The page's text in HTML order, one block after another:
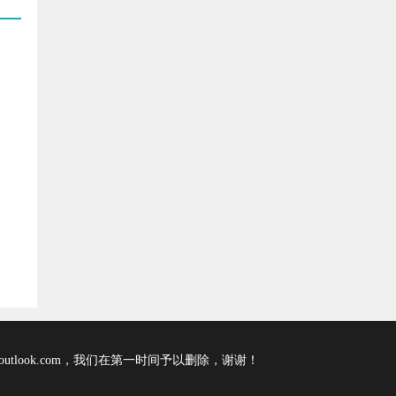
，我们在第一时间予以删除，谢谢！